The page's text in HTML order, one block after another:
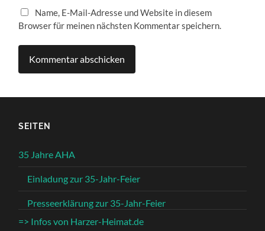
Name, E-Mail-Adresse und Website in diesem
Browser für meinen nächsten Kommentar speichern.
SEITEN
35 Jahre AHA
Einladung zur 35-Jahr-Feier
Presseerklärung zur 35-Jahr-Feier
=> Infos von Harzer-Heimat.de